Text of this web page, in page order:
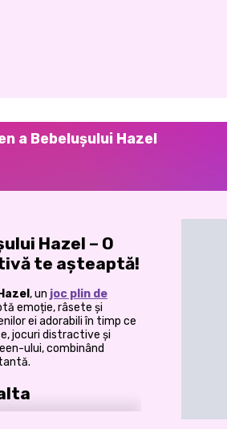
a Bebelușului Hazel
Hazel – O
te așteaptă!
, un joc plin de
emoție, râsete și
ei adorabili în timp ce
jocuri distractive și
ului, combinând